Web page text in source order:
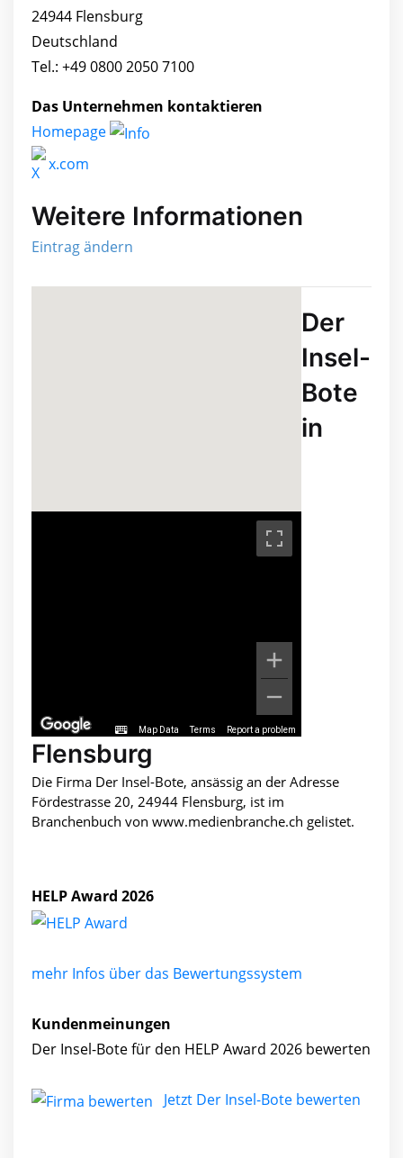
24944 Flensburg
Deutschland
Tel.: +49 0800 2050 7100
Das Unternehmen kontaktieren
Homepage
x.com
Weitere Informationen
Eintrag ändern
Map Data Terms Report a problem
Der
Insel-
Bote
in
Flensburg
Die Firma Der Insel-Bote, ansässig an der Adresse
Fördestrasse 20, 24944 Flensburg, ist im
Branchenbuch von www.medienbranche.ch gelistet.
HELP Award 2026
mehr Infos über das Bewertungssystem
Kundenmeinungen
Der Insel-Bote für den HELP Award 2026 bewerten
Jetzt Der Insel-Bote bewerten